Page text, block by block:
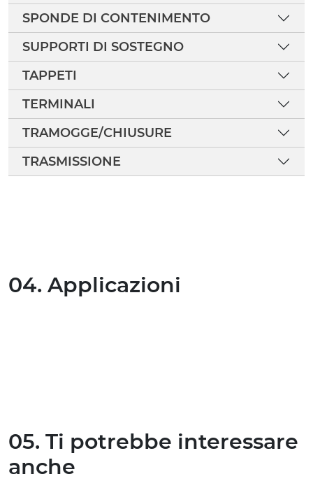
SPONDE DI CONTENIMENTO
SUPPORTI DI SOSTEGNO
TAPPETI
TERMINALI
TRAMOGGE/CHIUSURE
TRASMISSIONE
04. Applicazioni
05. Ti potrebbe interessare
anche